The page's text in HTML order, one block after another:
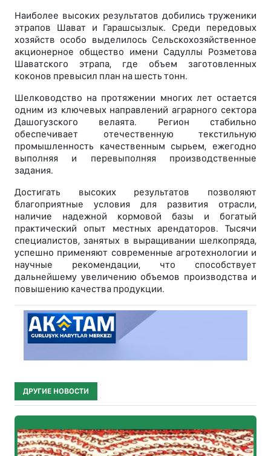
Наиболее высоких результатов добились труженики
этрапов Шават и Гарашсызлык. Среди передовых
хозяйств особо выделилось Сельскохозяйственное
акционерное общество имени Садуллы Розметова
Шаватского этрапа, где объем заготовленных
коконов превысил план на шесть тонн.
Шелководство на протяжении многих лет остается
одним из ключевых направлений аграрного сектора
Дашогузского велаята. Регион стабильно
обеспечивает отечественную текстильную
промышленность качественным сырьем, ежегодно
выполняя и перевыполняя производственные
задания.
Достигать высоких результатов позволяют
благоприятные условия для развития отрасли,
наличие надежной кормовой базы и богатый
практический опыт местных арендаторов. Тысячи
специалистов, занятых в выращивании шелкопряда,
успешно применяют современные агротехнологии и
научные рекомендации, что способствует
дальнейшему увеличению объемов производства и
повышению качества продукции.
ДРУГИЕ НОВОСТИ